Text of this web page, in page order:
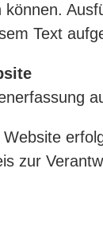
Text
zur